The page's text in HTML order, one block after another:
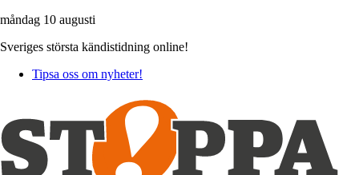
måndag 10 augusti
Sveriges största kändistidning online!
Tipsa oss om nyheter!